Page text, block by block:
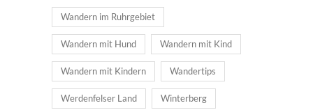
Wandern im Ruhrgebiet
Wandern mit Hund Wandern mit Kind
Wandern mit Kindern Wandertips
Werdenfelser Land Winterberg